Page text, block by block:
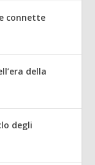
connette
della
degli